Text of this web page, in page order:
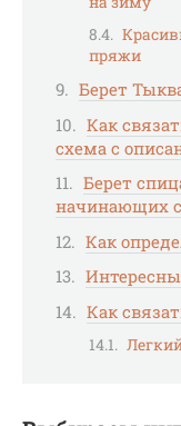
пряжи
Берет
Как
схема с
Берет
начинающих
Как
Как